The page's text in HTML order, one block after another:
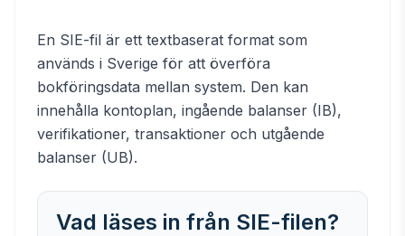
En SIE-fil är ett textbaserat format som
används i Sverige för att överföra
bokföringsdata mellan system. Den kan
innehålla kontoplan, ingående balanser (IB),
verifikationer, transaktioner och utgående
balanser (UB).
Vad läses in från SIE-filen?